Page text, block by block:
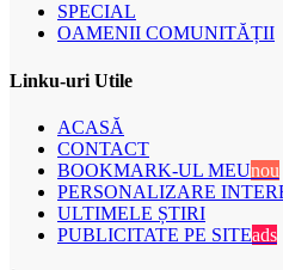
SPECIAL
OAMENII COMUNITĂȚII
Linku-uri Utile
ACASĂ
CONTACT
BOOKMARK-UL MEUnou
PERSONALIZARE
ULTIMELE ȘTIRI
PUBLICITATE PE SITEads